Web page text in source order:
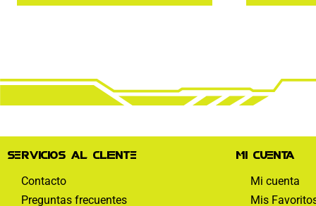
Servicios al cliente
Contacto
Preguntas frecuentes
Mi cuenta
Mi cuenta
Mis